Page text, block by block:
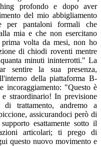
profondo e dopo aver
del mio abbigliamento
per pantaloni formali che
mia e che non esercitano
volta da mesi, non ho
di chiodi roventi mentre
minuti ininterrotti." La
sentire la sua presenza,
della piattaforma B-
incoraggiamento: "Questo è
e straordinario! In previsione
di trattamento, andremo a
assicurandoci però di
esattamente sotto il
articolari; ti prego di
questo nuovo movimento e